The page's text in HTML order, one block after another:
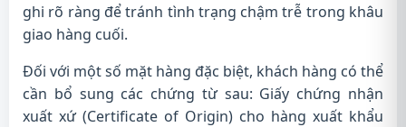
ghi rõ ràng để tránh tình trạng chậm trễ trong khâu
giao hàng cuối.
Đối với một số mặt hàng đặc biệt, khách hàng có thể
cần bổ sung các chứng từ sau: Giấy chứng nhận
xuất xứ (Certificate of Origin) cho hàng xuất khẩu